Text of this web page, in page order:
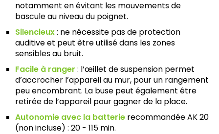
notamment en évitant les mouvements de
bascule au niveau du poignet.
Silencieux: ne nécessite pas de protection
auditive et peut être utilisé dans les zones
sensibles au bruit.
Facile à ranger : l’œillet de suspension permet
d’accrocher l’appareil au mur, pour un rangement
peu encombrant. La buse peut également être
retirée de l’appareil pour gagner de la place.
Autonomie avec la batterie recommandée AK 20
(non incluse) : 20 - 115 min.